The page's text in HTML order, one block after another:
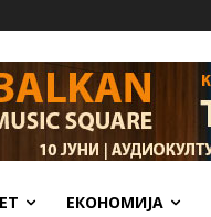
ЕКОНОМИЈА